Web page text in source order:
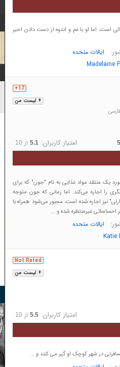
است، اما او با غم و اندوه از دست دادن اخیر
ایالات متحده
Madelaine
+ لیست من
17+
امتیاز کاربران: 5.1 از 10
یک منتقد مواد غذایی به نام "جون" که برای
را اجاره می‌کند. اما زمانی که جون متوجه
نیز اجاره شده است، مجبور می‌شود همراه با
احساساتی غیرمنتظره شده و ...
ایالات متحده
Katie
+ لیست من
Not Rated
امتیاز کاربران: 5.5 از 10